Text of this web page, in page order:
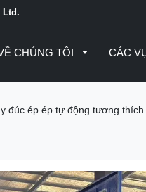
Ltd.
CHÚNG TÔI CÁC
đúc ép ép tự động tương